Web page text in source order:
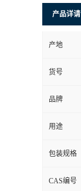
产品详请
产地
货号
品牌
用途
包装规格
CAS编号